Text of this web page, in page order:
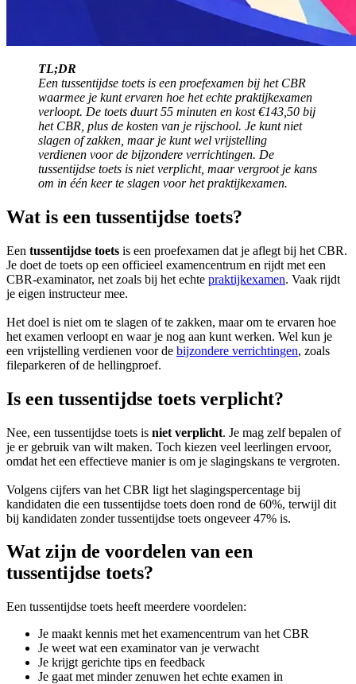
TL;DR
Een tussentijdse toets is een proefexamen bij het CBR
waarmee je kunt ervaren hoe het echte praktijkexamen
verloopt. De toets duurt 55 minuten en kost €143,50 bij
het CBR, plus de kosten van je rijschool. Je kunt niet
slagen of zakken, maar je kunt wel vrijstelling
verdienen voor de bijzondere verrichtingen. De
tussentijdse toets is niet verplicht, maar vergroot je kans
om in één keer te slagen voor het praktijkexamen.
Wat is een tussentijdse toets?
Een tussentijdse toets is een proefexamen dat je aflegt bij het CBR.
Je doet de toets op een officieel examencentrum en rijdt met een
CBR‑examinator, net zoals bij het echte praktijkexamen. Vaak rijdt
je eigen instructeur mee.
Het doel is niet om te slagen of te zakken, maar om te ervaren hoe
het examen verloopt en waar je nog aan kunt werken. Wel kun je
een vrijstelling verdienen voor de bijzondere verrichtingen, zoals
fileparkeren of de hellingproef.
Is een tussentijdse toets verplicht?
Nee, een tussentijdse toets is niet verplicht. Je mag zelf bepalen of
je er gebruik van wilt maken. Toch kiezen veel leerlingen ervoor,
omdat het een effectieve manier is om je slagingskans te vergroten.
Volgens cijfers van het CBR ligt het slagingspercentage bij
kandidaten die een tussentijdse toets doen rond de 60%, terwijl dit
bij kandidaten zonder tussentijdse toets ongeveer 47% is.
Wat zijn de voordelen van een
tussentijdse toets?
Een tussentijdse toets heeft meerdere voordelen:
Je maakt kennis met het examencentrum van het CBR
Je weet wat een examinator van je verwacht
Je krijgt gerichte tips en feedback
Je gaat met minder zenuwen het echte examen in